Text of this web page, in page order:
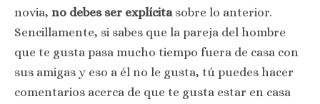
novia, no debes ser explícita sobre lo anterior.
Sencillamente, si sabes que la pareja del hombre
que te gusta pasa mucho tiempo fuera de casa con
sus amigas y eso a él no le gusta, tú puedes hacer
comentarios acerca de que te gusta estar en casa